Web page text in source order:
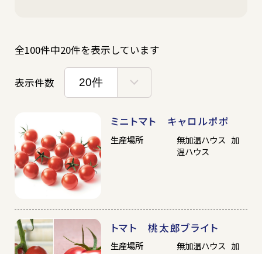
春
母の日
ハロウィン
露地
無加温ハウス
加温ハウス
その他
全100件中20件を表示しています
ミニトマト キャロルポポ
生産場所
無加温ハウス 加
温ハウス
トマト 桃太郎ブライト
生産場所
無加温ハウス 加